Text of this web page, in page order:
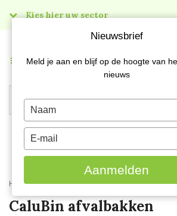
Kies hier uw sector
Menu
Home Kenniscentrum Medical - CaluBin
CaluBin afvalbakken
Nieuwsbrief
Meld je aan en blijf op de hoogte van
nieuws
Type
your
name
Type
your
email
Aanmelden